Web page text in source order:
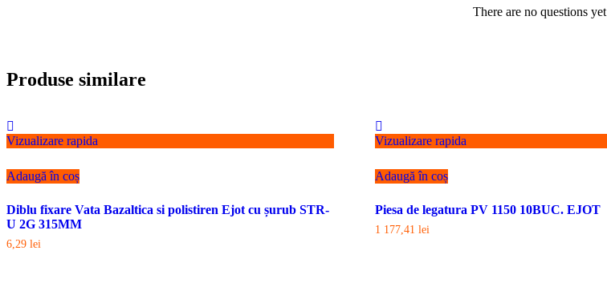
There are no questions yet
Produse similare
Vizualizare rapida
Adaugă în coș
Diblu fixare Vata Bazaltica si polistiren Ejot cu șurub STR-
U 2G 315MM
6,29 lei
Vizualizare rapida
Adaugă în coș
Piesa de legatura PV 1150 10BUC. EJOT
1 177,41 lei